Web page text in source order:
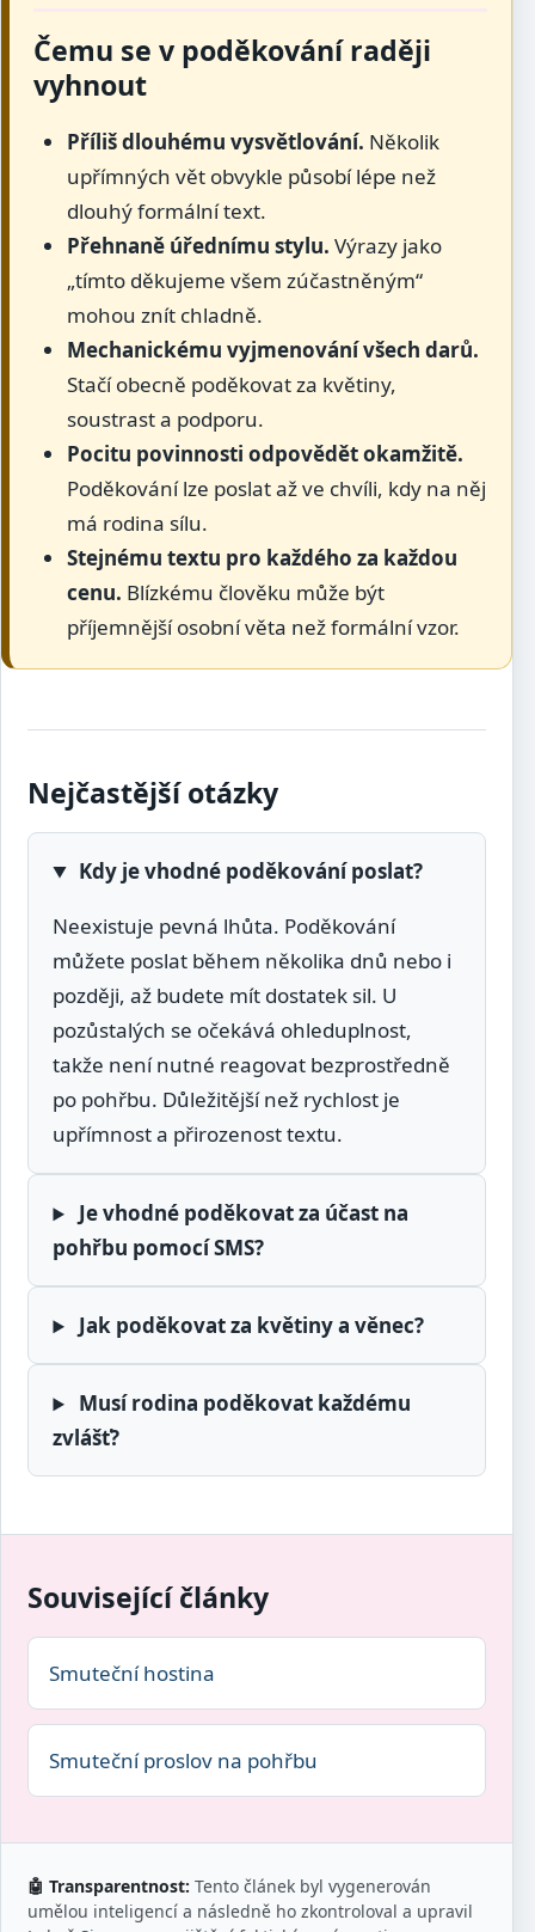
Čemu se v poděkování raději
vyhnout
Příliš dlouhému vysvětlování. Několik
upřímných vět obvykle působí lépe než
dlouhý formální text.
Přehnaně úřednímu stylu. Výrazy jako
„tímto děkujeme všem zúčastněným“
mohou znít chladně.
Mechanickému vyjmenování všech darů.
Stačí obecně poděkovat za květiny,
soustrast a podporu.
Pocitu povinnosti odpovědět okamžitě.
Poděkování lze poslat až ve chvíli, kdy na něj
má rodina sílu.
Stejnému textu pro každého za každou
cenu. Blízkému člověku může být
příjemnější osobní věta než formální vzor.
Nejčastější otázky
Kdy je vhodné poděkování poslat?
Neexistuje pevná lhůta. Poděkování
můžete poslat během několika dnů nebo i
později, až budete mít dostatek sil. U
pozůstalých se očekává ohleduplnost,
takže není nutné reagovat bezprostředně
po pohřbu. Důležitější než rychlost je
upřímnost a přirozenost textu.
Je vhodné poděkovat za účast na
pohřbu pomocí SMS?
Jak poděkovat za květiny a věnec?
Musí rodina poděkovat každému
zvlášť?
Související články
Smuteční hostina
Smuteční proslov na pohřbu
🤖 Transparentnost: Tento článek byl vygenerován
umělou inteligencí a následně ho zkontroloval a upravil